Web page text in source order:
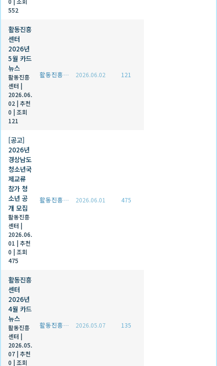
552
활동진흥
센터
2026년
5월 카드
뉴스
활동진흥
센터 |
2026.06.
02 |추천
0 |조회
121
활동진흥센터 2026.06.02 121
[공고]
2026년
경상남도
청소년국
제교류
참가 청
소년 공
개 모집
활동진흥
센터 |
2026.06.
01 |추천
0 |조회
475
활동진흥센터 2026.06.01 475
활동진흥
센터
2026년
4월 카드
뉴스
활동진흥
센터 |
2026.05.
07 |추천
0 |조회
활동진흥센터 2026.05.07 135